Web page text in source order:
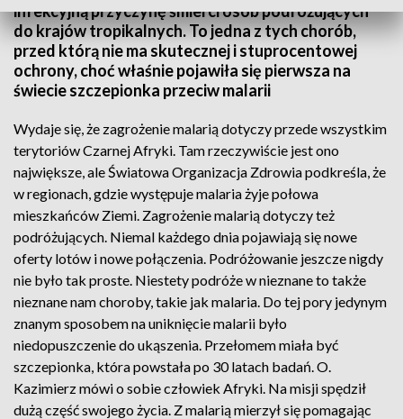
infekcyjną przyczynę śmierci osób podróżujących
do krajów tropikalnych. To jedna z tych chorób,
przed którą nie ma skutecznej i stuprocentowej
ochrony, choć właśnie pojawiła się pierwsza na
świecie szczepionka przeciw malarii
Wydaje się, że zagrożenie malarią dotyczy przede wszystkim
terytoriów Czarnej Afryki. Tam rzeczywiście jest ono
największe, ale Światowa Organizacja Zdrowia podkreśla, że
w regionach, gdzie występuje malaria żyje połowa
mieszkańców Ziemi. Zagrożenie malarią dotyczy też
podróżujących. Niemal każdego dnia pojawiają się nowe
oferty lotów i nowe połączenia. Podróżowanie jeszcze nigdy
nie było tak proste. Niestety podróże w nieznane to także
nieznane nam choroby, takie jak malaria. Do tej pory jedynym
znanym sposobem na uniknięcie malarii było
niedopuszczenie do ukąszenia. Przełomem miała być
szczepionka, która powstała po 30 latach badań. O.
Kazimierz mówi o sobie człowiek Afryki. Na misji spędził
dużą część swojego życia. Z malarią mierzył się pomagając